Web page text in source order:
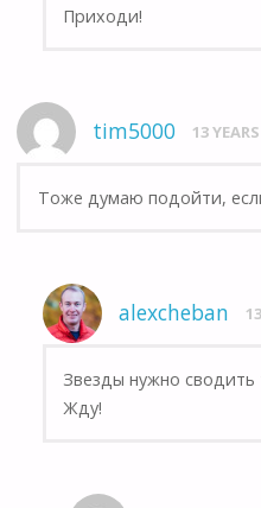
Приходи!
tim5000 13
Тоже думаю подойти,
alexcheban
Звезды нужно сводить
Жду!